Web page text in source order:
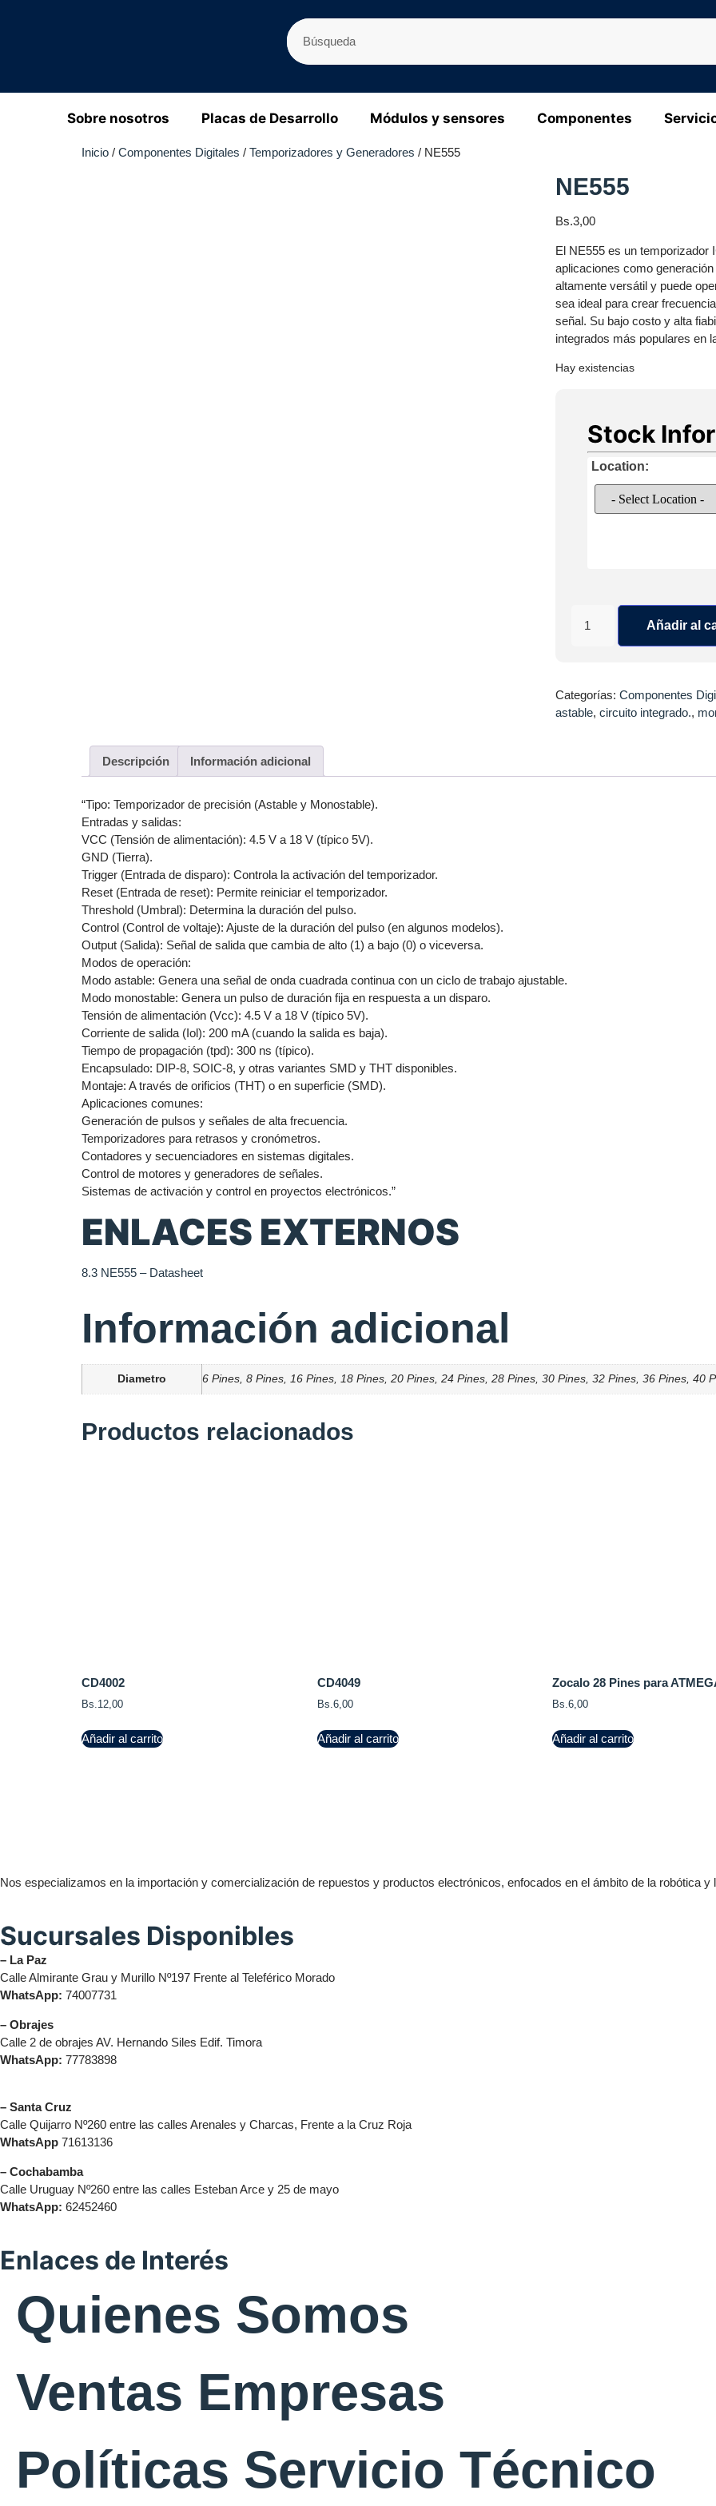
Sobre nosotros Placas de Desarrollo Módulos y sensores Componentes
Inicio / Componentes Digitales / Temporizadores y Generadores / NE555
NE555
Bs.3,00
El NE555 es un temporizador
aplicaciones como
altamente versátil y puede
sea ideal para crear
señal. Su bajo costo y alta
integrados más populares en
Hay existencias
Stock
Location:
Añadir al
Categorías: Componentes
astable, circuito integrado.,
Descripción Información adicional
“Tipo: Temporizador de precisión (Astable y Monostable).
Entradas y salidas:
VCC (Tensión de alimentación): 4.5 V a 18 V (típico 5V).
GND (Tierra).
Trigger (Entrada de disparo): Controla la activación del temporizador.
Reset (Entrada de reset): Permite reiniciar el temporizador.
Threshold (Umbral): Determina la duración del pulso.
Control (Control de voltaje): Ajuste de la duración del pulso (en algunos modelos).
Output (Salida): Señal de salida que cambia de alto (1) a bajo (0) o viceversa.
Modos de operación:
Modo astable: Genera una señal de onda cuadrada continua con un ciclo de trabajo ajustable.
Modo monostable: Genera un pulso de duración fija en respuesta a un disparo.
Tensión de alimentación (Vcc): 4.5 V a 18 V (típico 5V).
Corriente de salida (Iol): 200 mA (cuando la salida es baja).
Tiempo de propagación (tpd): 300 ns (típico).
Encapsulado: DIP-8, SOIC-8, y otras variantes SMD y THT disponibles.
Montaje: A través de orificios (THT) o en superficie (SMD).
Aplicaciones comunes:
Generación de pulsos y señales de alta frecuencia.
Temporizadores para retrasos y cronómetros.
Contadores y secuenciadores en sistemas digitales.
Control de motores y generadores de señales.
Sistemas de activación y control en proyectos electrónicos.”
ENLACES EXTERNOS
8.3 NE555 – Datasheet
Información adicional
Diametro 6 Pines, 8 Pines, 16 Pines, 18 Pines, 20 Pines, 24 Pines, 28 Pines, 30 Pines, 32 Pines, 36 Pines, 40
Productos relacionados
CD4002
Bs. 12,00
Añadir al carrito
CD4049
Bs. 6,00
Añadir al carrito
Zocalo 28 Pines para
Bs.6,00
Añadir al carrito
Nos especializamos en la importación y comercialización de repuestos y productos electrónicos, enfocados en el ámbito de la robótica y
Sucursales Disponibles
– La Paz
Calle Almirante Grau y Murillo Nº197 Frente al Teleférico Morado
WhatsApp: 74007731
– Obrajes
Calle 2 de obrajes AV. Hernando Siles Edif. Timora
WhatsApp: 77783898
– Santa Cruz
Calle Quijarro Nº260 entre las calles Arenales y Charcas, Frente a la Cruz Roja
WhatsApp 71613136
– Cochabamba
Calle Uruguay Nº260 entre las calles Esteban Arce y 25 de mayo
WhatsApp: 62452460
Enlaces de Interés
Quienes Somos
Ventas Empresas
Políticas Servicio Técnico